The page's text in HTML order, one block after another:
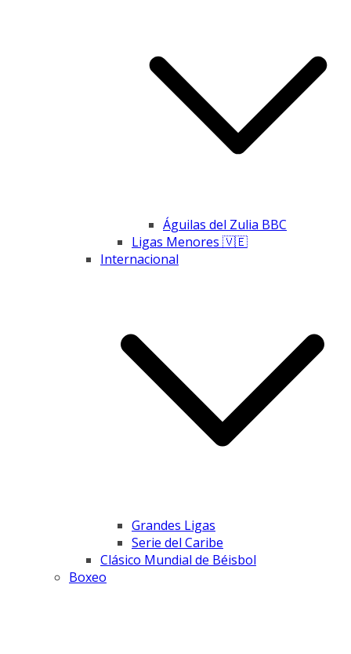
Águilas del Zulia BBC
Ligas Menores 🇻🇪
Internacional
Grandes Ligas
Serie del Caribe
Clásico Mundial de Béisbol
Boxeo